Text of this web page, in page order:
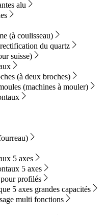
alu
(à coulisseau)
du quartz
suisse)
(à deux broches)
(machines à mouler)
5 axes
5 axes
profilés
5 axes grandes capacités
multi fonctions